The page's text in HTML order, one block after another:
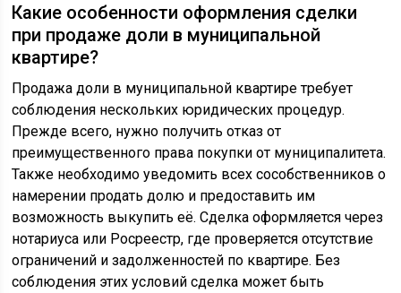
Какие особенности оформления сделки
при продаже доли в муниципальной
квартире?
Продажа доли в муниципальной квартире требует
соблюдения нескольких юридических процедур.
Прежде всего, нужно получить отказ от
преимущественного права покупки от муниципалитета.
Также необходимо уведомить всех сособственников о
намерении продать долю и предоставить им
возможность выкупить её. Сделка оформляется через
нотариуса или Росреестр, где проверяется отсутствие
ограничений и задолженностей по квартире. Без
соблюдения этих условий сделка может быть